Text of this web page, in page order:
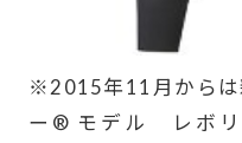
※2015年11月からは
ー® モデル レボリ